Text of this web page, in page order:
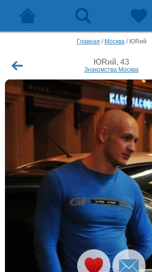
Главная / Москва/ ЮRий
ЮRий, 43
Знакомства Москва